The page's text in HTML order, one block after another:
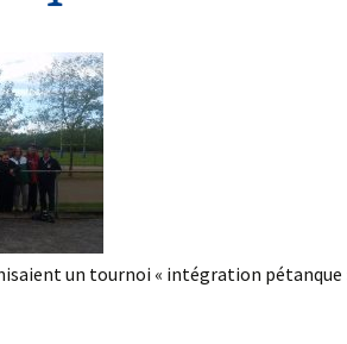
un tournoi « intégration pétanque